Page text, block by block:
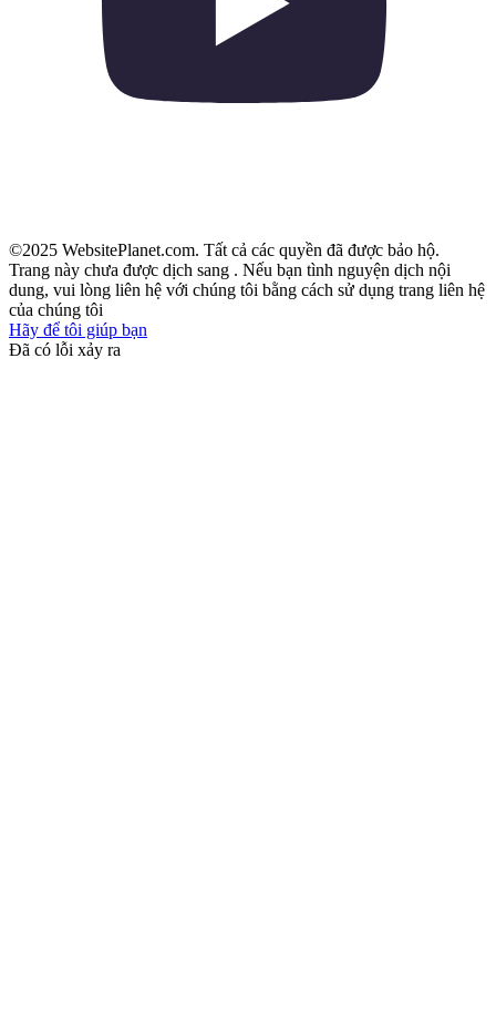
©2025 WebsitePlanet.com. Tất cả các quyền đã được bảo hộ.
Trang này chưa được dịch sang . Nếu bạn tình nguyện dịch nội
dung, vui lòng liên hệ với chúng tôi bằng cách sử dụng trang liên hệ
của chúng tôi
Hãy để tôi giúp bạn
Đã có lỗi xảy ra